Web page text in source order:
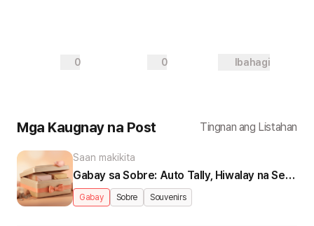
0 0 Ibahagi
Mga Kaugnay na Post Tingnan ang Listahan
Saan makikita
Gabay Sobre Souvenirs
Gabay sa Sobre: Auto Tally, Hiwalay na Settlement per Pamilya